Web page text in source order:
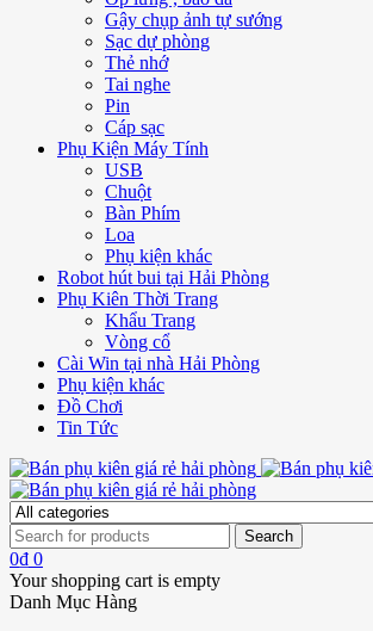
Gậy chụp ảnh tự sướng
Sạc dự phòng
Thẻ nhớ
Tai nghe
Pin
Cáp sạc
Phụ Kiện Máy Tính
USB
Chuột
Bàn Phím
Loa
Phụ kiện khác
Robot hút bui tại Hải Phòng
Phụ Kiên Thời Trang
Khẩu Trang
Vòng cổ
Cài Win tại nhà Hải Phòng
Phụ kiện khác
Đồ Chơi
Tin Tức
0₫ 0
Your shopping cart is empty
Danh Mục Hàng